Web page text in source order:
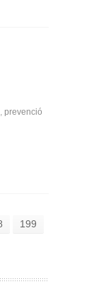
, prevenció
199